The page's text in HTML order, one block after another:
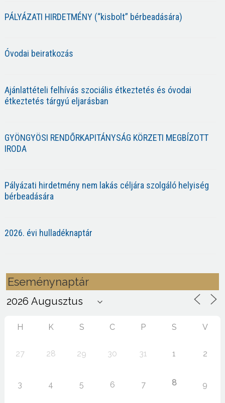
PÁLYÁZATI HIRDETMÉNY (“kisbolt” bérbeadására)
Óvodai beiratkozás
Ajánlattételi felhívás szociális étkeztetés és óvodai
étkeztetés tárgyú eljarásban
GYÖNGYÖSI RENDŐRKAPITÁNYSÁG KÖRZETI MEGBÍZOTT
IRODA
Pályázati hirdetmény nem lakás céljára szolgáló helyiség
bérbeadására
2026. évi hulladéknaptár
Eseménynaptár
H K S C P S V
27 28 29 30 31 1 2
3 4 5 6 7 8 9